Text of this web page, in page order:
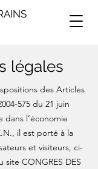
légales
des Articles
575 du 21 juin
dans l’économie
il est porté à la
et visiteurs, ci-
CONGRES DES